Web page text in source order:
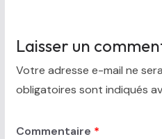
Laisser un
Votre adresse e-mail ne
obligatoires sont indiqués
Commentaire *